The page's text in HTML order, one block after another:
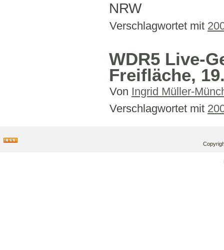
NRW
Verschlagwortet mit
WDR5 Live-
Freifläche,
Von Ingrid Müller-
Verschlagwortet mit